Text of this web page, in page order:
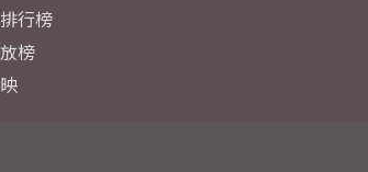
行榜
榜